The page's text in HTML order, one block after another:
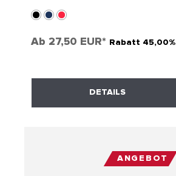
Ab 27,50 EUR* Rabatt 45,00%
DETAILS
ANGEBOT